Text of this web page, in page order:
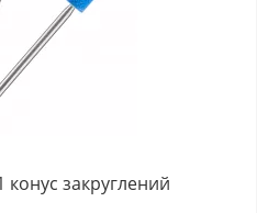
закруглений